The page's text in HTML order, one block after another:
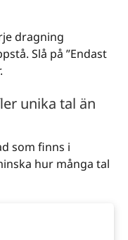
dragning
Slå på ”Endast
unika tal än
som finns i
hur många tal